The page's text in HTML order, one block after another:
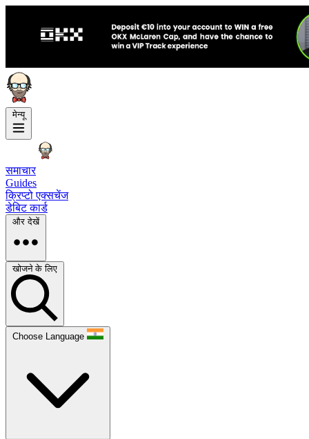
मेन्यू
समाचार
Guides
क्रिप्टो एक्सचेंज
डेबिट कार्ड
और देखें
खोजने के लिए
Choose Language